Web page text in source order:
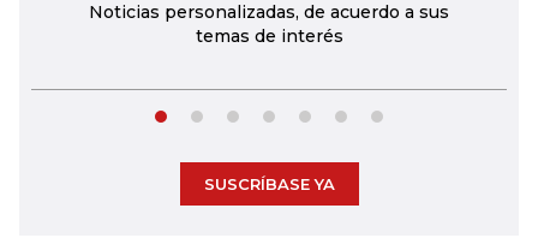
Noticias personalizadas, de acuerdo a sus
temas de interés
SUSCRÍBASE YA